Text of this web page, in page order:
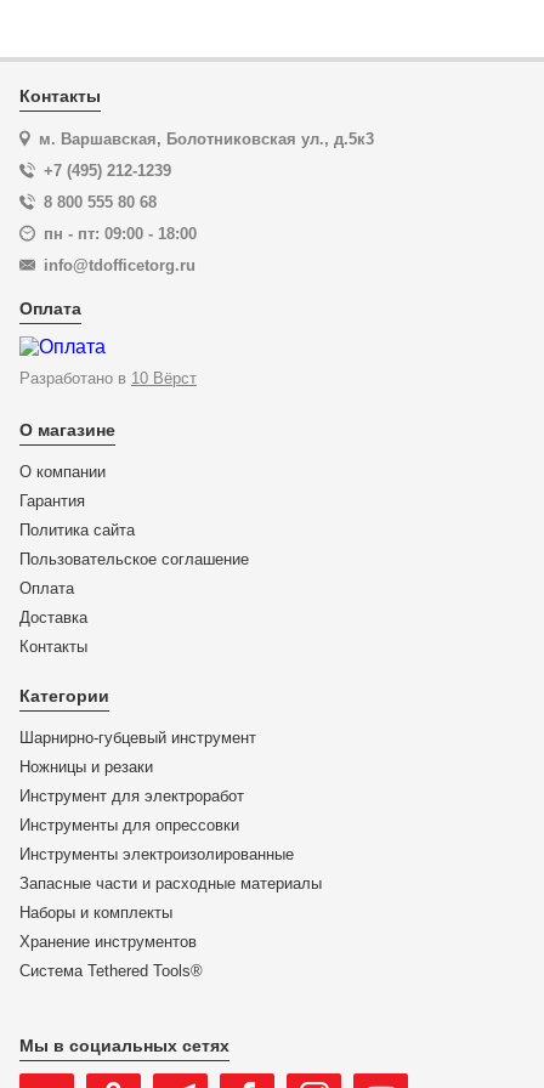
002001V09
ЦЕНА:
22 126₽
В корзину
Контакты
м. Варшавская, Болотниковская ул., д.5к3
+7 (495) 212-1239
8 800 555 80 68
пн - пт: 09:00 - 18:00
info@tdofficetorg.ru
Оплата
Разработано в 10 Вёрст
О магазине
О компании
Гарантия
Политика сайта
Пользовательское соглашение
Оплата
Доставка
Контакты
Категории
Шарнирно-губцевый инструмент
Ножницы и резаки
Инструмент для электроработ
Инструменты для опрессовки
Инструменты электроизолированные
Запасные части и расходные материалы
Наборы и комплекты
Хранение инс­тру­мен­тов
Система Tethered Tools®
Мы в социальных сетях